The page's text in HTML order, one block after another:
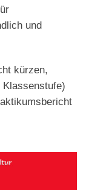
und
kürzen,